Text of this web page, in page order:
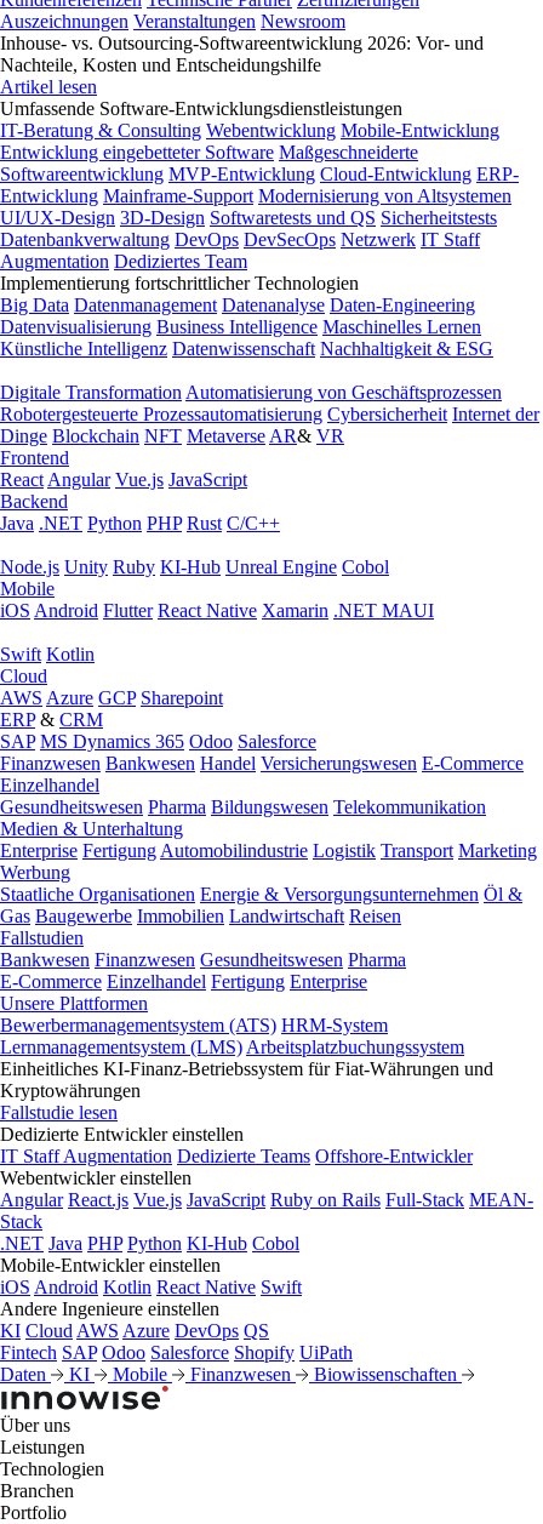
Auszeichnungen Veranstaltungen Newsroom
Inhouse- vs. Outsourcing-Softwareentwicklung 2026: Vor- und
Nachteile, Kosten und Entscheidungshilfe
Artikel lesen
Umfassende Software-Entwicklungsdienstleistungen
IT-Beratung & Consulting Webentwicklung Mobile-Entwicklung
Entwicklung eingebetteter Software Maßgeschneiderte
Softwareentwicklung MVP-Entwicklung Cloud-Entwicklung ERP-
Entwicklung Mainframe-Support Modernisierung von Altsystemen
UI/UX-Design 3D-Design Softwaretests und QS Sicherheitstests
Datenbankverwaltung DevOps DevSecOps Netzwerk IT Staff
Augmentation Dediziertes Team
Implementierung fortschrittlicher Technologien
Big Data Datenmanagement Datenanalyse Daten-Engineering
Datenvisualisierung Business Intelligence Maschinelles Lernen
Künstliche Intelligenz Datenwissenschaft Nachhaltigkeit & ESG
Digitale Transformation Automatisierung von Geschäftsprozessen
Robotergesteuerte Prozessautomatisierung Cybersicherheit Internet der
Dinge Blockchain NFT Metaverse AR& VR
Frontend
React Angular Vue.js JavaScript
Backend
Java .NET Python PHP Rust C/C++
Node.js Unity Ruby KI-Hub Unreal Engine Cobol
Mobile
iOS Android Flutter React Native Xamarin .NET MAUI
Swift Kotlin
Cloud
AWS Azure GCP Sharepoint
ERP& CRM
SAP MS Dynamics 365 Odoo Salesforce
Finanzwesen Bankwesen Handel Versicherungswesen E-Commerce
Einzelhandel
Gesundheitswesen Pharma Bildungswesen Telekommunikation
Medien & Unterhaltung
Enterprise Fertigung Automobilindustrie Logistik Transport Marketing
Werbung
Staatliche Organisationen Energie & Versorgungsunternehmen Öl &
Gas Baugewerbe Immobilien Landwirtschaft Reisen
Fallstudien
Bankwesen Finanzwesen Gesundheitswesen Pharma
E-Commerce Einzelhandel Fertigung Enterprise
Unsere Plattformen
Bewerbermanagementsystem (ATS) HRM-System
Lernmanagementsystem (LMS) Arbeitsplatzbuchungssystem
Einheitliches KI-Finanz-Betriebssystem für Fiat-Währungen und
Kryptowährungen
Fallstudie lesen
Dedizierte Entwickler einstellen
IT Staff Augmentation Dedizierte Teams Offshore-Entwickler
Webentwickler einstellen
Angular React.js Vue.js JavaScript Ruby on Rails Full-Stack MEAN-
Stack
.NET Java PHP Python KI-Hub Cobol
Mobile-Entwickler einstellen
iOS Android Kotlin React Native Swift
Andere Ingenieure einstellen
KI Cloud AWS Azure DevOps QS
Fintech SAP Odoo Salesforce Shopify UiPath
Daten
KI Mobile Finanzwesen Biowissenschaften
Über uns
Leistungen
Technologien
Branchen
Portfolio